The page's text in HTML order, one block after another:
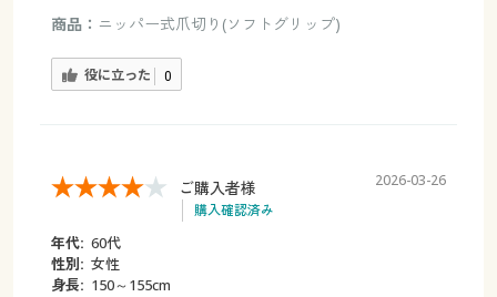
商品： ニッパー式爪切り(ソフトグリップ)
役に立った 0
ご購入者様
購入確認済み
2026-03-26
年代: 60代
性別: 女性
身長: 150～155cm